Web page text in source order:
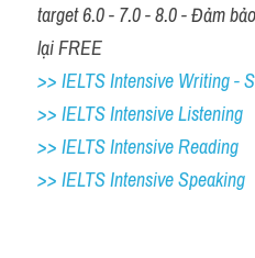
target 6.0 - 7.0 - 8.0 - Đảm
lại FREE
>> IELTS Intensive Writing -
>> IELTS Intensive Listening
>> IELTS Intensive Reading
>> IELTS Intensive Speaking